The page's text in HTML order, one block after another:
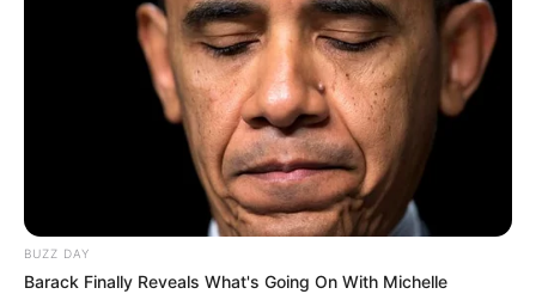
A bevételek növekedésével párhuzamosan és
egyenes arányban nőttek a TISZA feladatai és
kiadásai is: 2025-ben a folyamatos országjárás
mellett a TISZA elnöksége, a TISZA szigetek és a
lakosság bevonásával kiválasztotta a
BUZZ DAY
Barack Finally Reveals What's Going On With Michelle